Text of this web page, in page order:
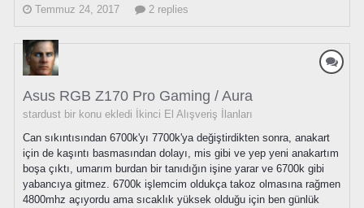
Temmuz 24, 2017
2 replies
Asus RGB Z170 Pro Gaming / Aura
stardust bir konu ekledi İkinci El Alışveriş İlanları
Can sıkıntısından 6700k'yı 7700k'ya değiştirdikten sonra, anakart
için de kaşıntı basmasından dolayı, mis gibi ve yep yeni anakartım
boşa çıktı, umarım burdan bir tanıdığın işine yarar ve 6700k gibi
yabancıya gitmez. 6700k işlemcim oldukça takoz olmasına rağmen
4800mhz açıyordu ama sıcaklık yüksek olduğu için ben günlük